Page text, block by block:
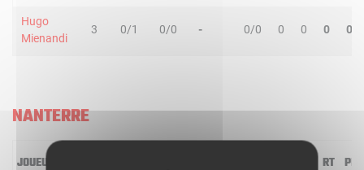
Hugo
Mienandi
3 0/1 0/0 - 0/0 0 0 0 0
NANTERRE
JOUEUR RT PD